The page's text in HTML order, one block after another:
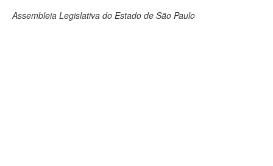
Assembleia Legislativa do Estado de São Paulo